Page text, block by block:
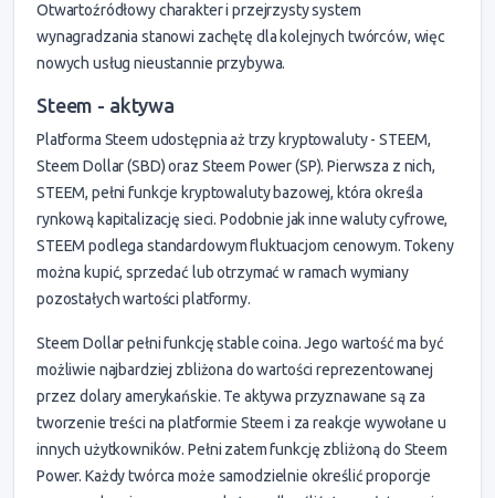
Otwartoźródłowy charakter i przejrzysty system
wynagradzania stanowi zachętę dla kolejnych twórców, więc
nowych usług nieustannie przybywa.
Steem - aktywa
Platforma Steem udostępnia aż trzy kryptowaluty - STEEM,
Steem Dollar (SBD) oraz Steem Power (SP). Pierwsza z nich,
STEEM, pełni funkcje kryptowaluty bazowej, która określa
rynkową kapitalizację sieci. Podobnie jak inne waluty cyfrowe,
STEEM podlega standardowym fluktuacjom cenowym. Tokeny
można kupić, sprzedać lub otrzymać w ramach wymiany
pozostałych wartości platformy.
Steem Dollar pełni funkcję stable coina. Jego wartość ma być
możliwie najbardziej zbliżona do wartości reprezentowanej
przez dolary amerykańskie. Te aktywa przyznawane są za
tworzenie treści na platformie Steem i za reakcje wywołane u
innych użytkowników. Pełni zatem funkcję zbliżoną do Steem
Power. Każdy twórca może samodzielnie określić proporcje